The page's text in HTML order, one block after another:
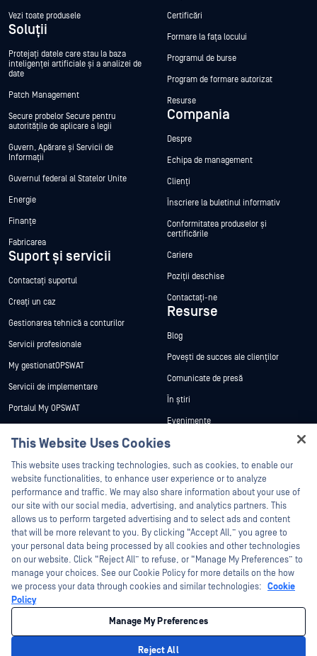
Vezi toate produsele
Soluții
Protejați datele care stau la baza
inteligenței artificiale și a analizei de
date
Patch Management
Secure probelor Secure pentru
autoritățile de aplicare a legii
Guvern, Apărare și Servicii de
Informații
Guvernul federal al Statelor Unite
Energie
Finanțe
Fabricarea
Suport și servicii
Contactați suportul
Creați un caz
Gestionarea tehnică a conturilor
Servicii profesionale
My gestionatOPSWAT
Servicii de implementare
Portalul My OPSWAT
Formare
vulnerabilităților
Parteneri
Certificare
Parteneri tehnologici
Program de parteneriat de canal
Certificări
Formare la fața locului
Programul de burse
Program de formare autorizat
Resurse
Compania
Despre
Echipa de management
Clienți
Înscriere la buletinul informativ
Conformitatea produselor și
certificările
Cariere
Poziții deschise
Contactați-ne
Resurse
Blog
Povești de succes ale clienților
Comunicate de presă
În știri
Evenimente
Webinare
Fișe de date
Cărți albe
Instrumente gratuite
©2026 OPSWAT . Toate drepturile rezervate. OPSWAT, MetaDefender, Metascan,
MetaAccess, OPSWAT , Trust no File. Trust No Device., OPSWAT , Protecting the
World's Critical Infrastructure, Deep CDR™ Technology, InQuest, logo-ul InQuest,
DFI, RetroHunt, Deep File Inspection și Join the Hunt sunt mărci comerciale ale
OPSWAT . Mărcile comerciale ale terților sunt proprietatea deținătorilor respectivi.
Politica de confidențialitate
This Website Uses Cookies
This website uses tracking technologies, such as cookies, to enable our
website functionalities, to enhance user experience or to analyze
performance and traffic. We may also share information about your use of
our site with our social media, advertising, and analytics partners. This
allows us to perform targeted advertising and to select ads and content
that will be more relevant to you. By clicking “Accept All,” you agree to
your personal data being processed by all cookies and other technologies
on our website. Click “Reject All” to refuse, or “Manage My Preferences” to
manage your choices. See our Cookie Policy for more details on the how
we process your data through cookies and similar technologies: Cookie
Policy
Manage My Preferences
Reject All
Hey there!
I'm Ozzy, your OPSWAT virtual assistant.
How can I help you secure what's critical
today?